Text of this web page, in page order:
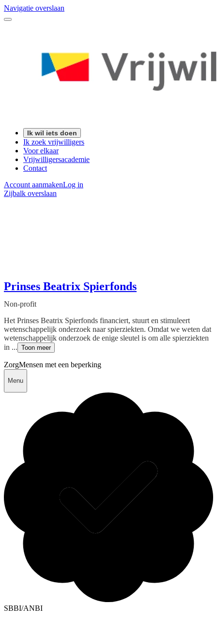
Navigatie overslaan
Ik wil iets doen
Ik zoek vrijwilligers
Voor elkaar
Vrijwilligersacademie
Contact
Account aanmakenLog in
Zijbalk overslaan
Prinses Beatrix Spierfonds
Non-profit
Het Prinses Beatrix Spierfonds financiert, stuurt en stimuleert
wetenschappelijk onderzoek naar spierziekten. Omdat we weten dat
wetenschappelijk onderzoek de enige sleutel is om alle spierziekten
in ... Toon meer
ZorgMensen met een beperking
Menu
SBBI/ANBI